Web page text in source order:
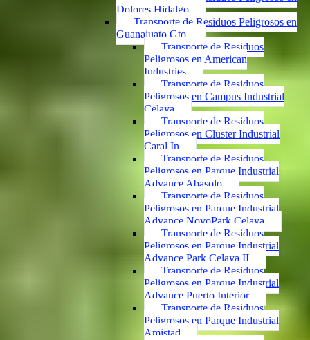
Dolores Hidalgo
Transporte de Residuos Peligrosos en
Guanajuato Gto.
Transporte de Residuos
Peligrosos en American
Industries
Transporte de Residuos
Peligrosos en Campus Industrial
Celaya
Transporte de Residuos
Peligrosos en Cluster Industrial
Caral In
Transporte de Residuos
Peligrosos en Parque Industrial
Advance Abasolo
Transporte de Residuos
Peligrosos en Parque Industrial
Advance NovoPark Celaya
Transporte de Residuos
Peligrosos en Parque Industrial
Advance Park Celaya II
Transporte de Residuos
Peligrosos en Parque Industrial
Advance Puerto Interior
Transporte de Residuos
Peligrosos en Parque Industrial
Amistad